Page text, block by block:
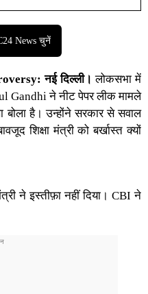
News चुनें
नई दिल्ली। लोकसभा में
Gandhi ने नीट पेपर लीक मामले
है। उन्होंने सरकार से सवाल
शिक्षा मंत्री को बर्खास्त क्यों
ने इस्तीफ़ा नहीं दिया। CBI ने